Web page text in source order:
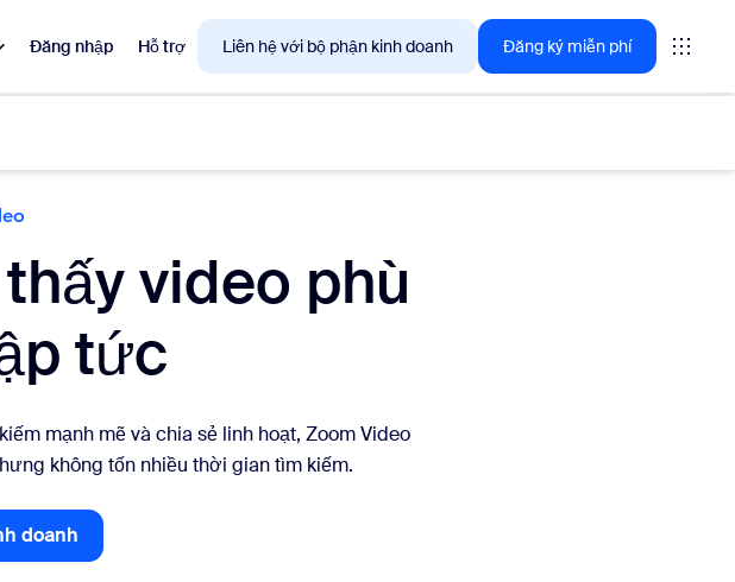
Đăng nhập Hỗ trợ Liên hệ với bộ phận kinh doanh Đăng ký miễn phí
tạo tiếng vang — các giải pháp mà khách hàng Zoom quan tâm ngay lúc này.
Canvas
video phù
tức
mạnh mẽ và chia sẻ linh hoạt, Zoom Video
không tốn nhiều thời gian tìm kiếm.
doanh
bộ phận kinh doanh